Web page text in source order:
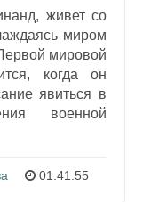
живет со
миром
мировой
когда он
явиться в
военной
01:41:55